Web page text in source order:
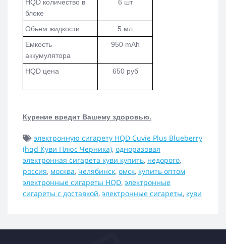
HQD количество в
блоке
6 шт
Обьем жидкости
5 мл
Емкость
аккумулятора
950 mAh
HQD цена 650 руб
Курение вредит Вашему здоровью.
электронную сигарету HQD Cuvie Plus Blueberry
(hqd Куви Плюс Черника), одноразовая
электронная сигарета куви купить, недорого,
россия, москва, челябинск, омск, купить оптом
электронные сигареты HQD, электронные
сигареты с доставкой, электронные сигареты, куви